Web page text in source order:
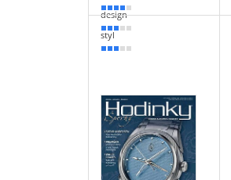
70 %
design
60 %
styl
50 %